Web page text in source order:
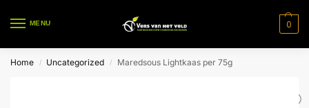
MENU 0
Home / Uncategorized / Maredsous Lightkaas per 75g